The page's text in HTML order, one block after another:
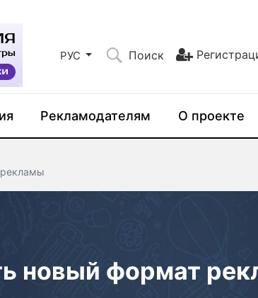
РУС Поиск
Рекламодателям О проекте
рекламы
новый формат